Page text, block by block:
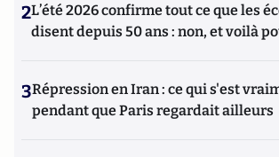
2L’été 2026 confirme tout ce que les
disent depuis 50 ans : non, et voilà
3Répression en Iran : ce qui s'est
pendant que Paris regardait ailleurs